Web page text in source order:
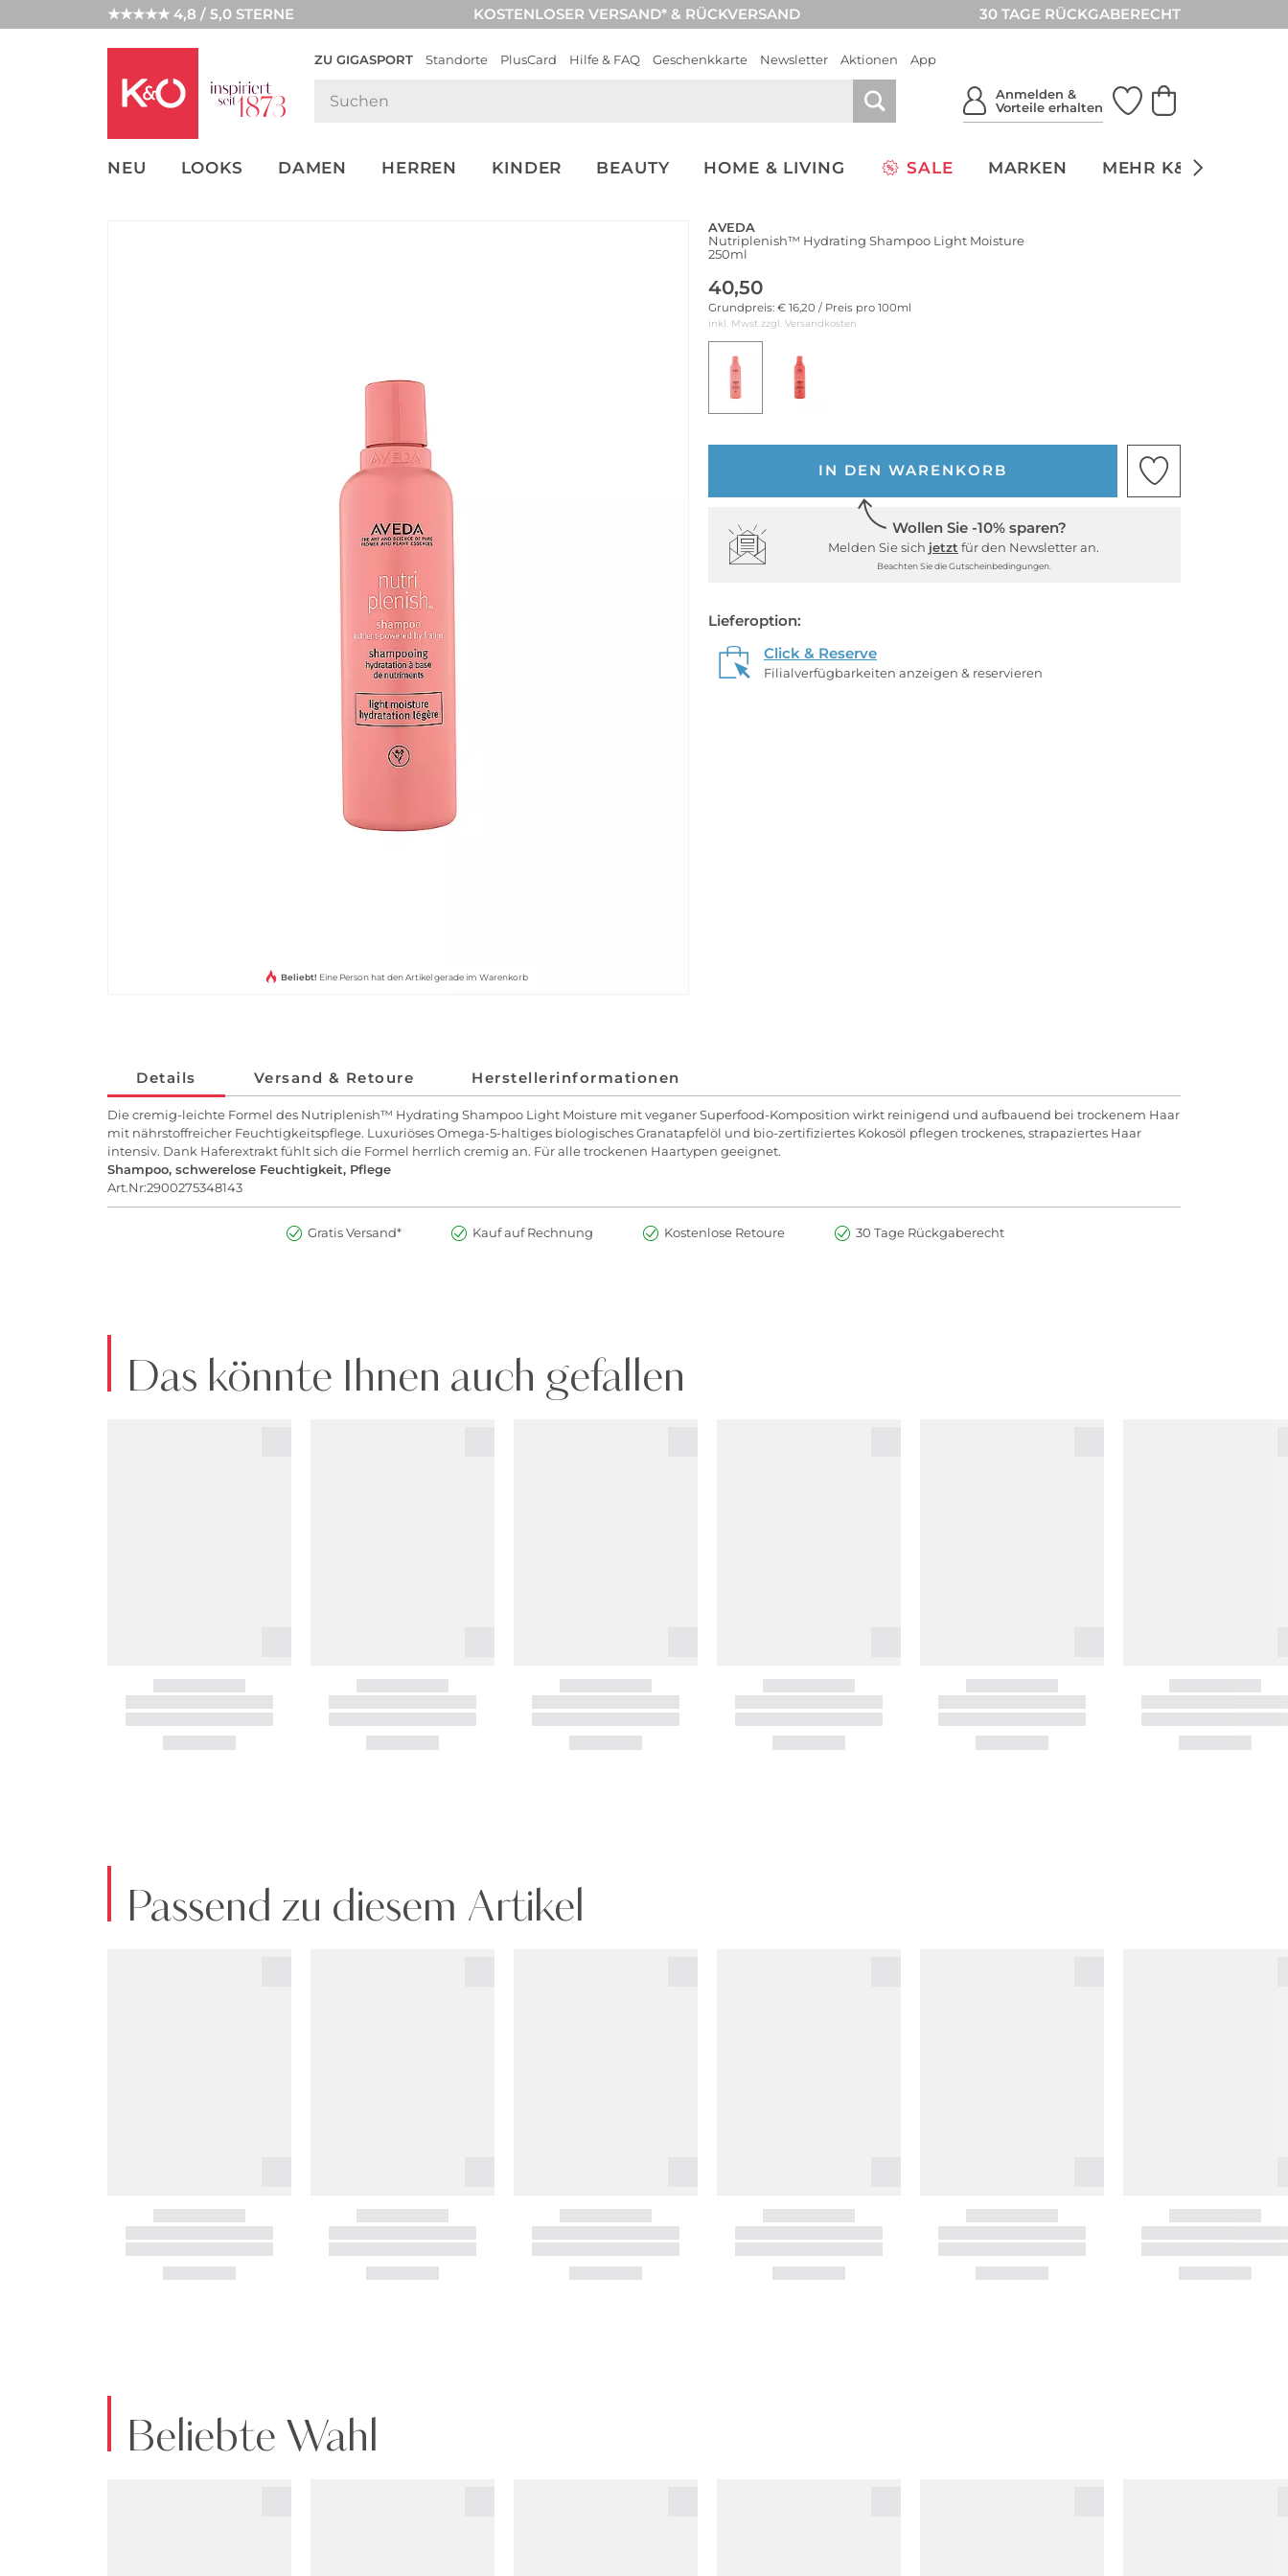
★★★★★ 4,8 / 5,0 STERNE KOSTENLOSER VERSAND* & RÜCKVERSAND 30 TAGE RÜCKGABERECHT
ZU GIGASPORT Standorte PlusCard Hilfe & FAQ Geschenkkarte Newsletter Aktionen App
Anmelden &
Vorteile erhalten
NEU LOOKS DAMEN HERREN KINDER BEAUTY HOME & LIVING SALE MARKEN MEHR K&Ö
UNSERE APP
CLICK &
Beliebt! Eine Person hat den Artikel gerade im Warenkorb
AVEDA
Nutriplenish™ Hydrating Shampoo Light Moisture
250ml
40,50
Grundpreis: € 16,20 / Preis pro 100ml
inkl. Mwst zzgl. Versandkosten
IN DEN WARENKORB
Wollen Sie -10% sparen?
Melden Sie sich jetzt für den Newsletter an.
Beachten Sie die Gutscheinbedingungen.
Lieferoption:
Click & Reserve
Filialverfügbarkeiten anzeigen & reservieren
Details Versand & Retoure Herstellerinformationen
Die cremig-leichte Formel des Nutriplenish™ Hydrating Shampoo Light Moisture mit veganer Superfood-Komposition wirkt reinigend und aufbauend bei trockenem Haar
mit nährstoffreicher Feuchtigkeitspflege. Luxuriöses Omega-5-haltiges biologisches Granatapfelöl und bio-zertifiziertes Kokosöl pflegen trockenes, strapaziertes Haar
intensiv. Dank Haferextrakt fühlt sich die Formel herrlich cremig an. Für alle trockenen Haartypen geeignet.
Shampoo, schwerelose Feuchtigkeit, Pflege
Art.Nr:2900275348143
Gratis Versand* Kauf auf Rechnung Kostenlose Retoure 30 Tage Rückgaberecht
Das könnte Ihnen auch gefallen
Passend zu diesem Artikel
Beliebte Wahl